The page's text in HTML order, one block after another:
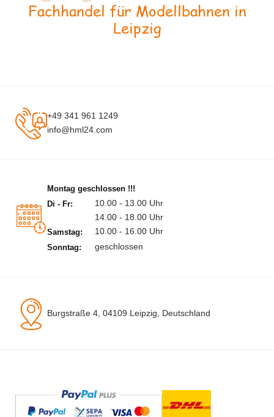
Fachhandel für Modellbahnen in
Leipzig
+49 341 961 1249
info@hml24.com
Montag geschlossen !!!
Di - Fr:
10.00 - 13.00 Uhr
14.00 - 18.00 Uhr
Samstag: 10.00 - 16.00 Uhr
Sonntag: geschlossen
Burgstraße 4, 04109 Leipzig, Deutschland